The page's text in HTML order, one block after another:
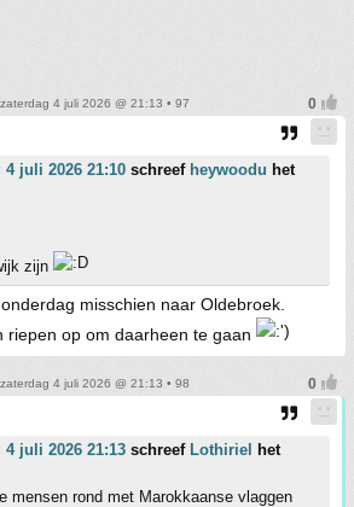
zaterdag 4 juli 2026 @ 21:13 • 97
4 juli 2026 21:10 schreef heywoodu het
zijn
misschien naar Oldebroek.
riepen op om daarheen te gaan
zaterdag 4 juli 2026 @ 21:13 • 98
4 juli 2026 21:13 schreef Lothiriel
het
mensen rond met Marokkaanse vlaggen